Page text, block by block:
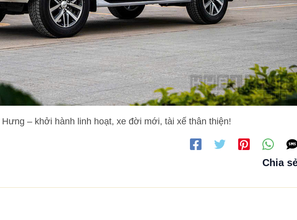
– khởi hành linh hoạt, xe đời mới, tài xế thân thiện!
Chia